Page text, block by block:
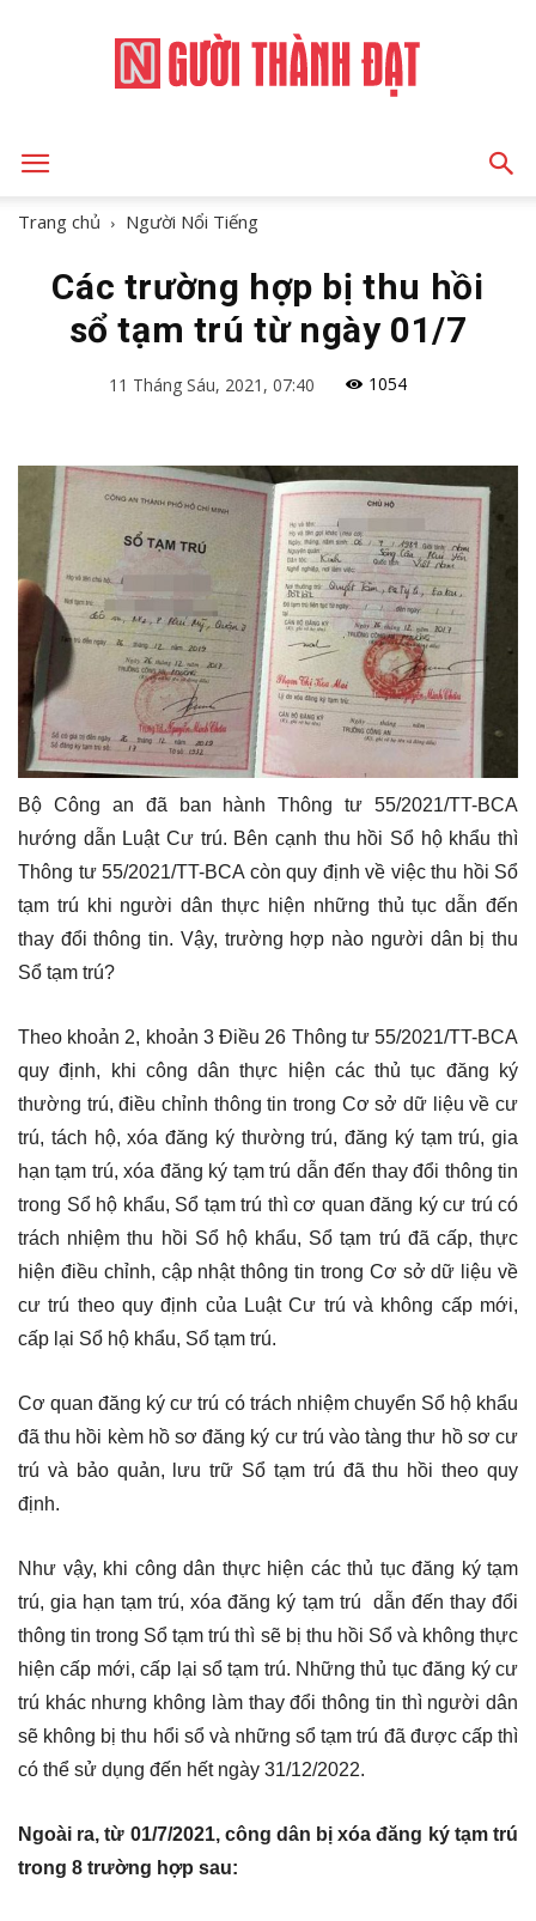
THÀNH
Trang chủ Người Nổi Tiếng
Các trường hợp bị thu hồi
sổ tạm trú từ ngày 01/7
11 Tháng Sáu, 2021, 07:40 1054
Bộ Công an đã ban hành Thông tư 55/2021/TT-BCA
hướng dẫn Luật Cư trú. Bên cạnh thu hồi Sổ hộ khẩu thì
Thông tư 55/2021/TT-BCA còn quy định về việc thu hồi Sổ
tạm trú khi người dân thực hiện những thủ tục dẫn đến
thay đổi thông tin. Vậy, trường hợp nào người dân bị thu
Sổ tạm trú?
Theo khoản 2, khoản 3 Điều 26 Thông tư 55/2021/TT-BCA
quy định, khi công dân thực hiện các thủ tục đăng ký
thường trú, điều chỉnh thông tin trong Cơ sở dữ liệu về cư
trú, tách hộ, xóa đăng ký thường trú, đăng ký tạm trú, gia
hạn tạm trú, xóa đăng ký tạm trú dẫn đến thay đổi thông tin
trong Sổ hộ khẩu, Sổ tạm trú thì cơ quan đăng ký cư trú có
trách nhiệm thu hồi Sổ hộ khẩu, Sổ tạm trú đã cấp, thực
hiện điều chỉnh, cập nhật thông tin trong Cơ sở dữ liệu về
cư trú theo quy định của Luật Cư trú và không cấp mới,
cấp lại Sổ hộ khẩu, Sổ tạm trú.
Cơ quan đăng ký cư trú có trách nhiệm chuyển Sổ hộ khẩu
đã thu hồi kèm hồ sơ đăng ký cư trú vào tàng thư hồ sơ cư
trú và bảo quản, lưu trữ Sổ tạm trú đã thu hồi theo quy
định.
Như vậy, khi công dân thực hiện các thủ tục đăng ký tạm
trú, gia hạn tạm trú, xóa đăng ký tạm trú dẫn đến thay đổi
thông tin trong Sổ tạm trú thì sẽ bị thu hồi Sổ và không thực
hiện cấp mới, cấp lại sổ tạm trú. Những thủ tục đăng ký cư
trú khác nhưng không làm thay đổi thông tin thì người dân
sẽ không bị thu hổi sổ và những sổ tạm trú đã được cấp thì
có thể sử dụng đến hết ngày 31/12/2022.
Ngoài ra, từ 01/7/2021, công dân bị xóa đăng ký tạm trú
trong 8 trường hợp sau: